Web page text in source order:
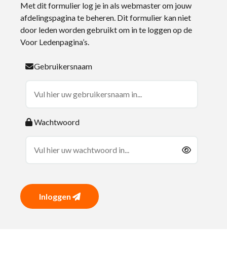
Met dit formulier log je in als webmaster om jouw
afdelingspagina te beheren. Dit formulier kan niet
door leden worden gebruikt om in te loggen op de
Voor Ledenpagina’s.
Gebruikersnaam
Wachtwoord
Inloggen